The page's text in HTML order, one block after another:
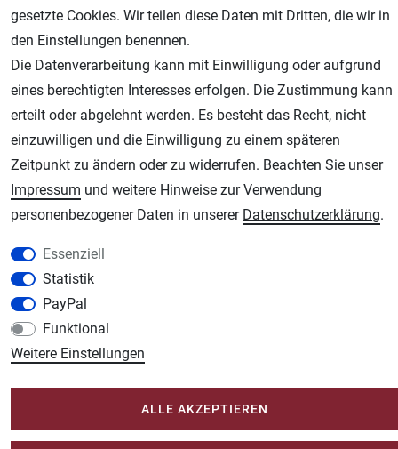
AGB Widerrufsrecht
Unsere weiteren Shops:
Schmincke-City.de
Schmincke Künstlerfarben das Gesamtsortiment
Plotter-City.com
Schneideplotter, Transferpressen, Siebdruck und Plotterfolien
Military + Tabletop Plastikmodelle und Modellbau Farben - Bringen Sie Farbe ins
Spiel.
Im-Shop-kaufen.de
Küchen Zubehör - Haus/Garten - Tierbedarf
gesetzte Cookies. Wir teilen diese Daten mit Dritten, die wir in
den Einstellungen benennen.
Die Datenverarbeitung kann mit Einwilligung oder aufgrund
eines berechtigten Interesses erfolgen. Die Zustimmung kann
erteilt oder abgelehnt werden. Es besteht das Recht, nicht
einzuwilligen und die Einwilligung zu einem späteren
Zeitpunkt zu ändern oder zu widerrufen. Beachten Sie unser
Impressum und weitere Hinweise zur Verwendung
personenbezogener Daten in unserer Daten­schutz­erklärung.
Essenziell
Statistik
PayPal
Funktional
Weitere Einstellungen
ALLE AKZEPTIEREN